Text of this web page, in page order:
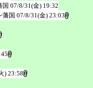
国 07/8/31(金) 19:32
藩国 07/8/31(金) 23:03
) 23:58